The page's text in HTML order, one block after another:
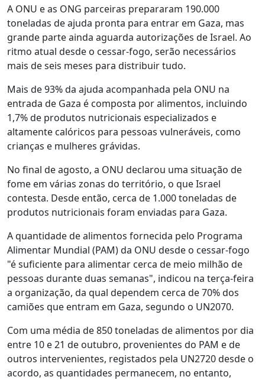
A ONU e as ONG parceiras prepararam 190.000
toneladas de ajuda pronta para entrar em Gaza, mas
grande parte ainda aguarda autorizações de Israel. Ao
ritmo atual desde o cessar-fogo, serão necessários
mais de seis meses para distribuir tudo.
Mais de 93% da ajuda acompanhada pela ONU na
entrada de Gaza é composta por alimentos, incluindo
1,7% de produtos nutricionais especializados e
altamente calóricos para pessoas vulneráveis, como
crianças e mulheres grávidas.
No final de agosto, a ONU declarou uma situação de
fome em várias zonas do território, o que Israel
contesta. Desde então, cerca de 1.000 toneladas de
produtos nutricionais foram enviadas para Gaza.
A quantidade de alimentos fornecida pelo Programa
Alimentar Mundial (PAM) da ONU desde o cessar-fogo
"é suficiente para alimentar cerca de meio milhão de
pessoas durante duas semanas", indicou na terça-feira
a organização, da qual dependem cerca de 70% dos
camiões que entram em Gaza, segundo o UN2070.
Com uma média de 850 toneladas de alimentos por dia
entre 10 e 21 de outubro, provenientes do PAM e de
outros intervenientes, registados pela UN2720 desde o
acordo, as quantidades permanecem, no entanto,